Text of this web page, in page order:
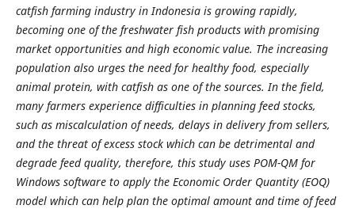
catfish farming industry in Indonesia is growing rapidly,
becoming one of the freshwater fish products with promising
market opportunities and high economic value. The increasing
population also urges the need for healthy food, especially
animal protein, with catfish as one of the sources. In the field,
many farmers experience difficulties in planning feed stocks,
such as miscalculation of needs, delays in delivery from sellers,
and the threat of excess stock which can be detrimental and
degrade feed quality, therefore, this study uses POM-QM for
Windows software to apply the Economic Order Quantity (EOQ)
model which can help plan the optimal amount and time of feed